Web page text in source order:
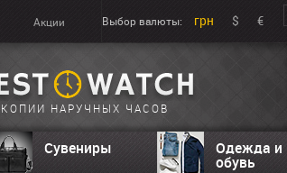
Акции Выбор валюты: грн $ €
КОПИИ НАРУЧНЫХ ЧАСОВ
Сувениры Одежда и
обувь